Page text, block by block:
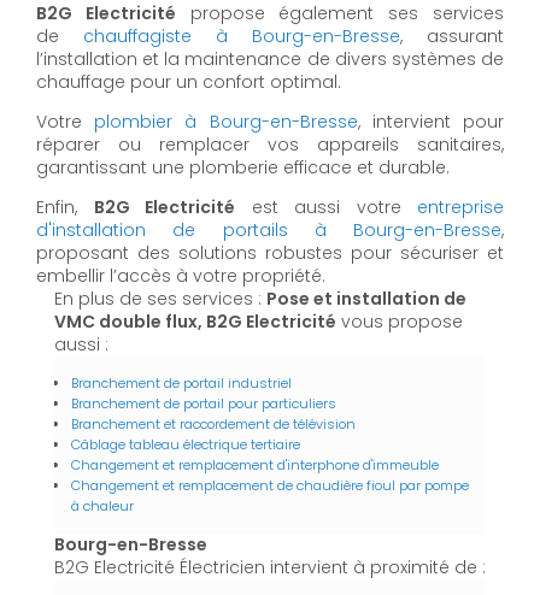
B2G Electricité propose également ses services
de chauffagiste à Bourg-en-Bresse, assurant
l’installation et la maintenance de divers systèmes de
chauffage pour un confort optimal.
Votre plombier à Bourg-en-Bresse, intervient pour
réparer ou remplacer vos appareils sanitaires,
garantissant une plomberie efficace et durable.
Enfin, B2G Electricité est aussi votre entreprise
d'installation de portails à Bourg-en-Bresse,
proposant des solutions robustes pour sécuriser et
embellir l’accès à votre propriété.
En plus de ses services : Pose et installation de
VMC double flux, B2G Electricité vous propose
aussi :
Branchement de portail industriel
Branchement de portail pour particuliers
Branchement et raccordement de télévision
Câblage tableau électrique tertiaire
Changement et remplacement d'interphone d'immeuble
Changement et remplacement de chaudière fioul par pompe
à chaleur
Bourg-en-Bresse
B2G Electricité Électricien intervient à proximité de :